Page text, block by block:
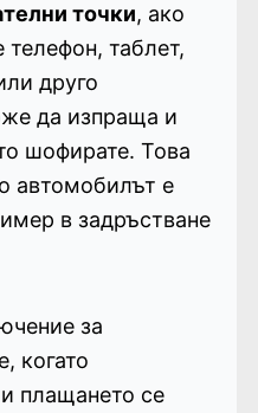
точки, ако
таблет,
друго
да изпраща и
шофирате. Това
автомобилът е
в задръстване
за
когато
плащането се